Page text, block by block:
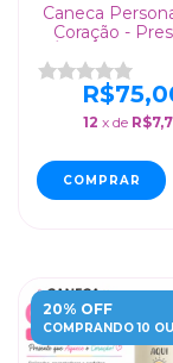
Caneca
Coração -
12 x de
20% OFF
COMPRANDO 10